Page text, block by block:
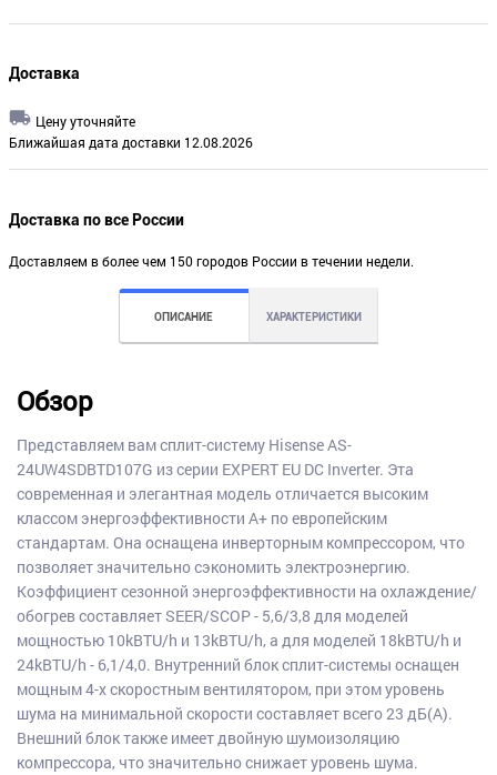
Доставка
Цену уточняйте
Ближайшая дата доставки 12.08.2026
Доставка по все России
Доставляем в более чем 150 городов России в течении недели.
ОПИСАНИЕ ХАРАКТЕРИСТИКИ
Обзор
Представляем вам сплит-систему Hisense AS-
24UW4SDBTD107G из серии EXPERT EU DC Inverter. Эта
современная и элегантная модель отличается высоким
классом энергоэффективности А+ по европейским
стандартам. Она оснащена инверторным компрессором, что
позволяет значительно сэкономить электроэнергию.
Коэффициент сезонной энергоэффективности на охлаждение/
обогрев составляет SEER/SCOP - 5,6/3,8 для моделей
мощностью 10kBTU/h и 13kBTU/h, а для моделей 18kBTU/h и
24kBTU/h - 6,1/4,0. Внутренний блок сплит-системы оснащен
мощным 4-х скоростным вентилятором, при этом уровень
шума на минимальной скорости составляет всего 23 дБ(А).
Внешний блок также имеет двойную шумоизоляцию
компрессора, что значительно снижает уровень шума.